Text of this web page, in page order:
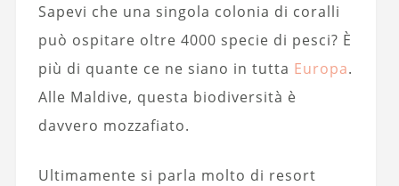
Sapevi che una singola colonia di coralli
può ospitare oltre 4000 specie di pesci? È
più di quante ce ne siano in tutta Europa.
Alle Maldive, questa biodiversità è
davvero mozzafiato.
Ultimamente si parla molto di resort